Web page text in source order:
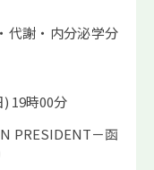
代謝・内分泌学分
19時00分
PRESIDENT－函